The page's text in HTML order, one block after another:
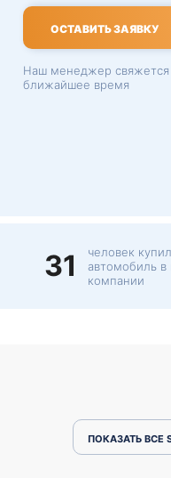
ОСТАВИТЬ ЗАЯВКУ
Наш менеджер свяжется
ближайшее время
31
человек
автомобиль в
компании
ПОКАЗАТЬ ВСЕ